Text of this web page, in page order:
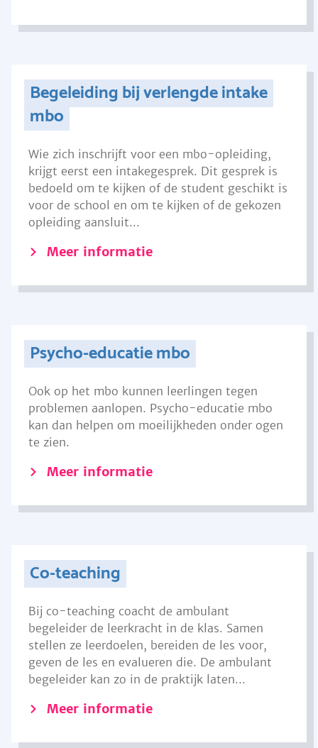
Begeleiding bij verlengde intake
mbo
Wie zich inschrijft voor een mbo-opleiding,
krijgt eerst een intakegesprek. Dit gesprek is
bedoeld om te kijken of de student geschikt is
voor de school en om te kijken of de gekozen
opleiding aansluit...
Meer informatie
Psycho-educatie mbo
Ook op het mbo kunnen leerlingen tegen
problemen aanlopen. Psycho-educatie mbo
kan dan helpen om moeilijkheden onder ogen
te zien.
Meer informatie
Co-teaching
Bij co-teaching coacht de ambulant
begeleider de leerkracht in de klas. Samen
stellen ze leerdoelen, bereiden de les voor,
geven de les en evalueren die. De ambulant
begeleider kan zo in de praktijk laten...
Meer informatie